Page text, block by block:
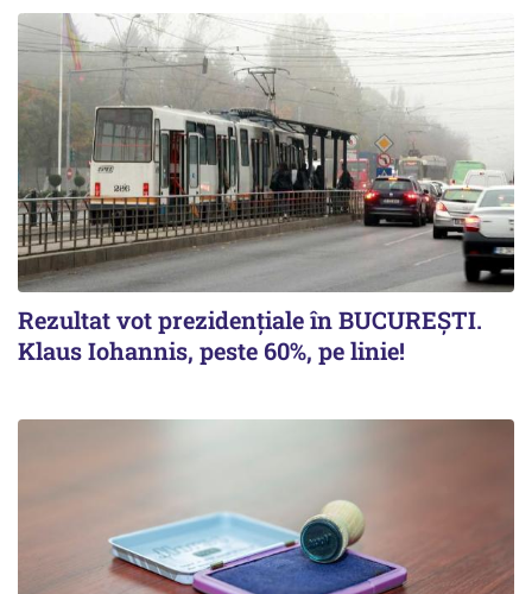
Rezultat vot prezidențiale în BUCUREȘTI.
Klaus Iohannis, peste 60%, pe linie!